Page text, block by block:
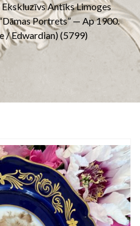
Antīks Limoges
Portrets” — Ap 1900.
/ Edwardian) (5799)